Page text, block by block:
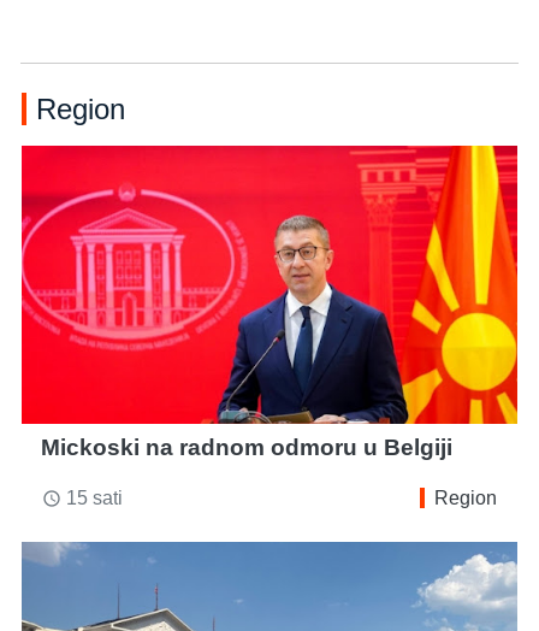
Region
Mickoski na radnom odmoru u Belgiji
access_time 15 sati Region